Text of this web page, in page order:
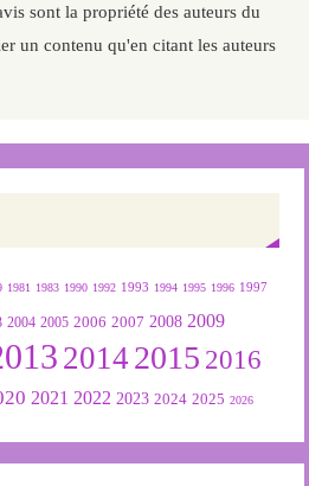
sont la propriété des auteurs du
un contenu qu'en citant les auteurs
1981 1983 1990 1992 1993 1994 1995 1996 1997
2004 2005 2006 2007 2008 2009
2014 2015 2016
2021 2022 2023 2024 2025 2026